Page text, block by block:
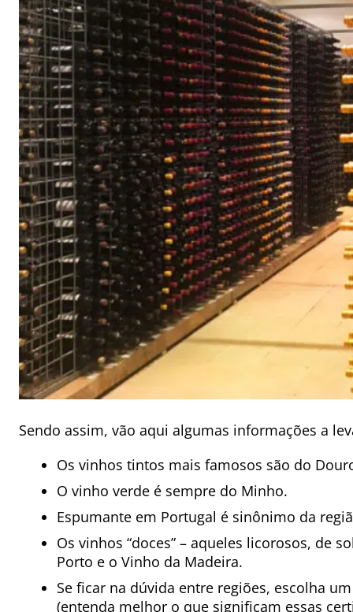
Sendo assim, vão aqui algumas informações a
Os vinhos tintos mais famosos são do
O vinho verde é sempre do Minho.
Espumante em Portugal é sinônimo da
Os vinhos “doces” – aqueles licorosos, de
Porto e o Vinho da Madeira.
Se ficar na dúvida entre regiões, escolha um
(entenda melhor o que significam essas